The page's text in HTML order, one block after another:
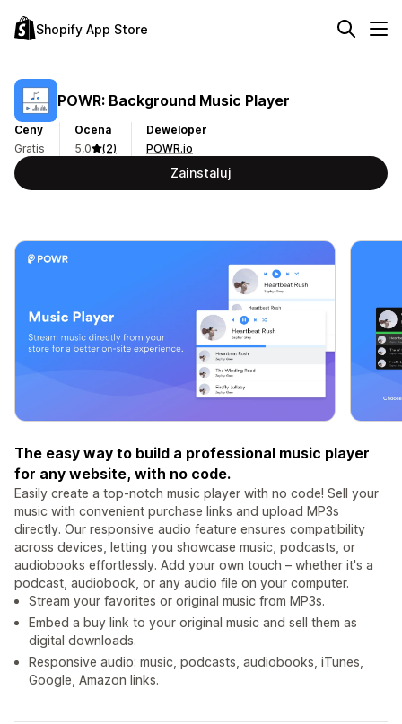
Shopify App Store
POWR: Background Music Player
Ceny
Gratis
Ocena
5,0
(2)
Deweloper
POWR.io
Zainstaluj
The easy way to build a professional music player
for any website, with no code.
Easily create a top-notch music player with no code! Sell your
music with convenient purchase links and upload MP3s
directly. Our responsive audio feature ensures compatibility
across devices, letting you showcase music, podcasts, or
audiobooks effortlessly. Add your own touch – whether it's a
podcast, audiobook, or any audio file on your computer.
Stream your favorites or original music from MP3s.
Embed a buy link to your original music and sell them as
digital downloads.
Responsive audio: music, podcasts, audiobooks, iTunes,
Google, Amazon links.